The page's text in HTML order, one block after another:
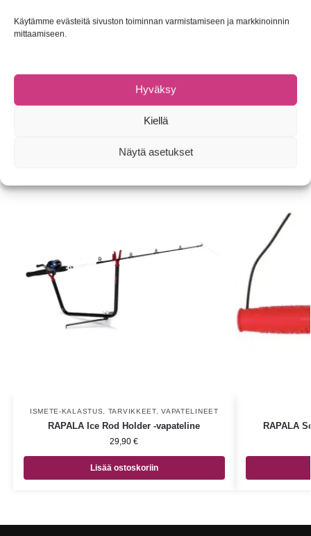
Käytämme evästeitä sivuston toiminnan varmistamiseen ja markkinoinnin
mittaamiseen.
Hyväksy
Kiellä
Näytä asetukset
25 kpl/pakkaus
Väri: Pronssi
Tuotetunnus (SKU): Ei saatavilla/-tietoa
Osasto: Tarvikkeet
Tuotemerkki: Mustad
ISMETE-KALASTUS, TARVIKKEET,VAPATELINEET
RAPALA Ice Rod Holder -vapateline
29,90€
Lisää ostoskoriin
RAPALA